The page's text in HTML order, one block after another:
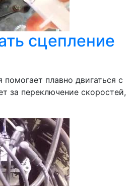
сцепление
плавно двигаться с
за переключение скоростей,